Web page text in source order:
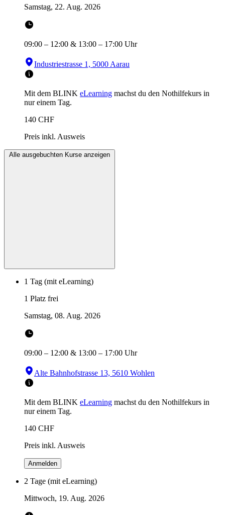
Samstag, 22. Aug. 2026
09:00 – 12:00 & 13:00 – 17:00 Uhr
Industriestrasse 1, 5000 Aarau
Mit dem BLINK eLearning machst du den Nothilfekurs in
nur einem Tag.
140 CHF
Preis inkl. Ausweis
Alle ausgebuchten Kurse anzeigen
1 Tag (mit eLearning)
1 Platz frei
Samstag, 08. Aug. 2026
09:00 – 12:00 & 13:00 – 17:00 Uhr
Alte Bahnhofstrasse 13, 5610 Wohlen
Mit dem BLINK eLearning machst du den Nothilfekurs in
nur einem Tag.
140 CHF
Preis inkl. Ausweis
Anmelden
2 Tage (mit eLearning)
Mittwoch, 19. Aug. 2026